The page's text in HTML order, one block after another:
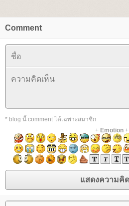
Comment
* blog นี้ comment ได้เฉพาะสมาชิก
+ Emotion+